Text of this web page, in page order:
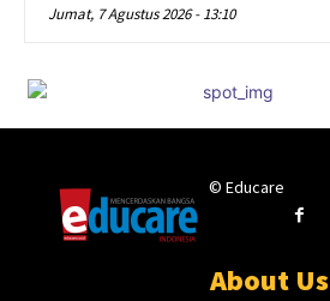
Jumat, 7 Agustus 2026 - 13:10
© Educare
About Us